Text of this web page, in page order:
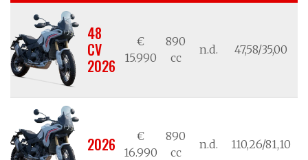
48
CV
2026
€
15.990
890
cc
n.d. 47,58/35,00
2026
€
16.990
890
cc
n.d. 110,26/81,10